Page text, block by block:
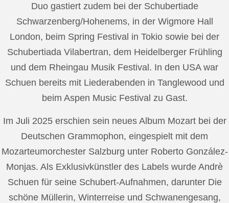
Duo gastiert zudem bei der Schubertiade
Schwarzenberg/Hohenems, in der Wigmore Hall
London, beim Spring Festival in Tokio sowie bei der
Schubertiada Vilabertran, dem Heidelberger Frühling
und dem Rheingau Musik Festival. In den USA war
Schuen bereits mit Liederabenden in Tanglewood und
beim Aspen Music Festival zu Gast.
Im Juli 2025 erschien sein neues Album Mozart bei der
Deutschen Grammophon, eingespielt mit dem
Mozarteumorchester Salzburg unter Roberto González-
Monjas. Als Exklusivkünstler des Labels wurde Andrè
Schuen für seine Schubert-Aufnahmen, darunter Die
schöne Müllerin, Winterreise und Schwanengesang,